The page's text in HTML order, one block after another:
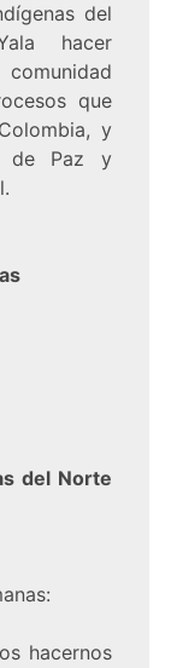
del
hacer
que
y
de Paz y
del Norte
hacernos